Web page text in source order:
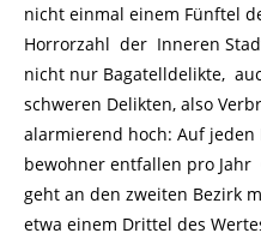
nicht einmal einem Fünftel
Horrorzahl der Inneren
nicht nur Bagatelldelikte,
schweren Delikten, also
alarmierend hoch: Auf jeden
bewohner entfallen pro Jahr
geht an den zweiten Bezirk
etwa einem Drittel des